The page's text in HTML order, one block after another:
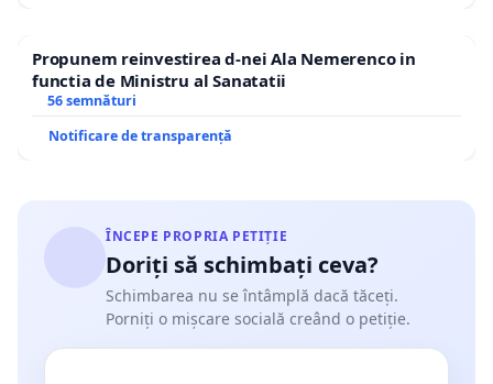
Propunem reinvestirea d-nei Ala Nemerenco in
functia de Ministru al Sanatatii
56 semnături
Notificare de transparență
ÎNCEPE PROPRIA PETIȚIE
Doriți să schimbați ceva?
Schimbarea nu se întâmplă dacă tăceți.
Porniți o mișcare socială creând o petiție.